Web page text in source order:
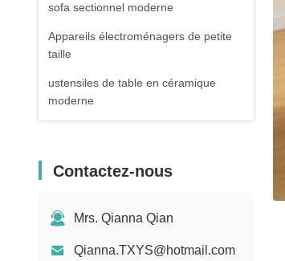
sofa sectionnel moderne
Appareils électroménagers de petite
taille
ustensiles de table en céramique
moderne
Contactez-nous
Mrs. Qianna Qian
Qianna.TXYS@hotmail.com